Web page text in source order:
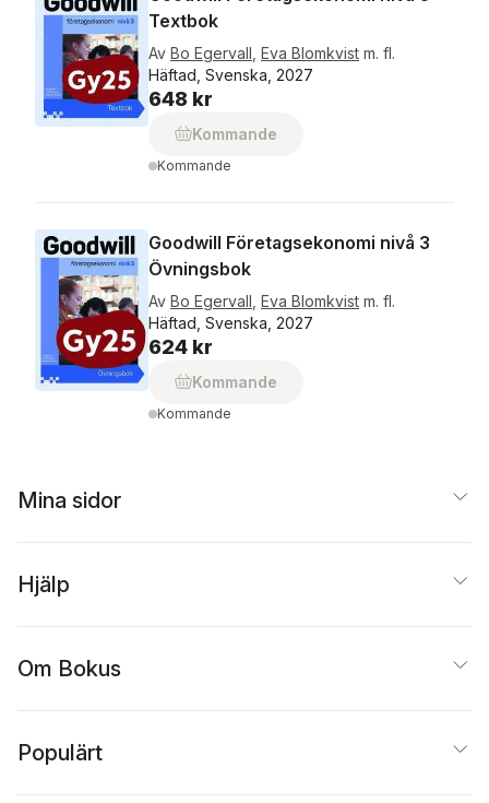
Textbok
Av Bo Egervall Eva Blomkvist m. fl.
Häftad, Svenska, 2027
648 kr
Kommande
Kommande
Goodwill Företagsekonomi nivå 3
Övningsbok
Av Bo Egervall Eva Blomkvist m. fl.
Häftad, Svenska, 2027
624 kr
Kommande
Kommande
Mina sidor
Hjälp
Om Bokus
Populärt